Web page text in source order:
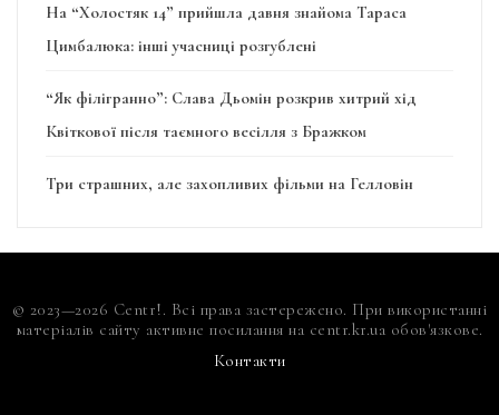
На “Холостяк 14” прийшла давня знайома Тараса
Цимбалюка: інші учасниці розгублені
“Як філігранно”: Слава Дьомін розкрив хитрий хід
Квіткової після таємного весілля з Бражком
Три страшних, але захопливих фільми на Гелловін
© 2023—2026 Centr!. Всі права застережено. При використанні
матеріалів сайту активне посилання на centr.kr.ua обов'язкове.
Контакти